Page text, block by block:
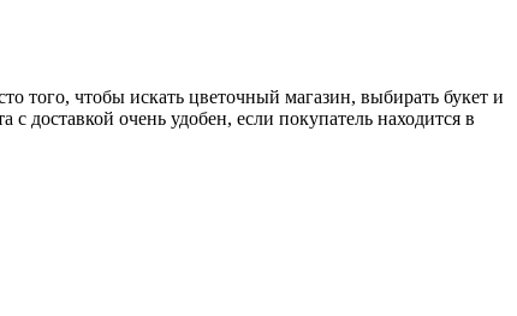
того, чтобы искать цветочный магазин, выбирать букет и
с доставкой очень удобен, если покупатель находится в